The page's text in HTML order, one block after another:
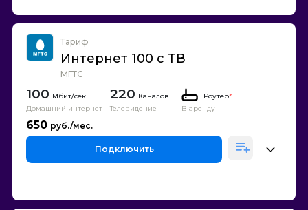
Тариф
Интернет 100 с ТВ
МГТС
100
Домашний интернет
220 Каналов
Телевидение
Роутер*
В аренду
650
Подключить